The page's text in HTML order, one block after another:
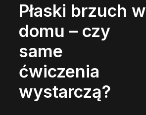
Płaski brzuch w
domu – czy
same
ćwiczenia
wystarczą?